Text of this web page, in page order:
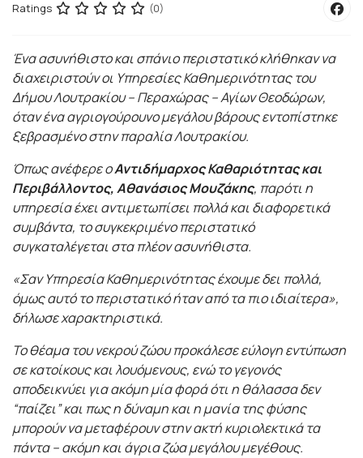
Ratings (0)
Ένα ασυνήθιστο και σπάνιο περιστατικό κλήθηκαν να
διαχειριστούν οι Υπηρεσίες Καθημερινότητας του
Δήμου Λουτρακίου – Περαχώρας – Αγίων Θεοδώρων,
όταν ένα αγριογούρουνο μεγάλου βάρους εντοπίστηκε
ξεβρασμένο στην παραλία Λουτρακίου.
Όπως ανέφερε οΑντιδήμαρχος Καθαριότητας και
Περιβάλλοντος, Αθανάσιος Μουζάκης, παρότι η
υπηρεσία έχει αντιμετωπίσει πολλά και διαφορετικά
συμβάντα, το συγκεκριμένο περιστατικό
συγκαταλέγεται στα πλέον ασυνήθιστα.
«Σαν Υπηρεσία Καθημερινότητας έχουμε δει πολλά,
όμως αυτό το περιστατικό ήταν από τα πιο ιδιαίτερα»,
δήλωσε χαρακτηριστικά.
Το θέαμα του νεκρού ζώου προκάλεσε εύλογη εντύπωση
σε κατοίκους και λουόμενους, ενώ το γεγονός
αποδεικνύει για ακόμη μία φορά ότι η θάλασσα δεν
“παίζει” και πως η δύναμη και η μανία της φύσης
μπορούν να μεταφέρουν στην ακτή κυριολεκτικά τα
πάντα – ακόμη και άγρια ζώα μεγάλου μεγέθους.